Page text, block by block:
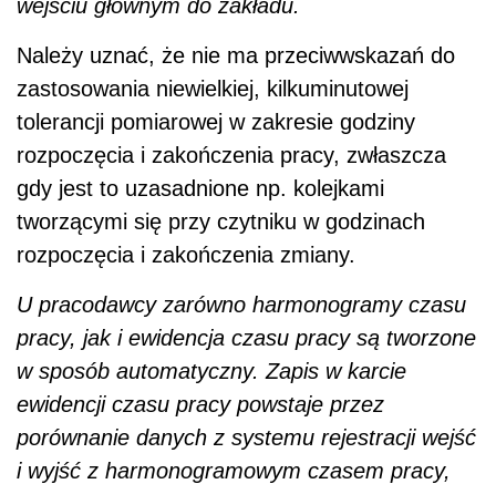
wejściu głównym do zakładu.
Należy uznać, że nie ma przeciwwskazań do
zastosowania niewielkiej, kilkuminutowej
tolerancji pomiarowej w zakresie godziny
rozpoczęcia i zakończenia pracy, zwłaszcza
gdy jest to uzasadnione np. kolejkami
tworzącymi się przy czytniku w godzinach
rozpoczęcia i zakończenia zmiany.
U pracodawcy zarówno harmonogramy czasu
pracy, jak i ewidencja czasu pracy są tworzone
w sposób automatyczny. Zapis w karcie
ewidencji czasu pracy powstaje przez
porównanie danych z systemu rejestracji wejść
i wyjść z harmonogramowym czasem pracy,